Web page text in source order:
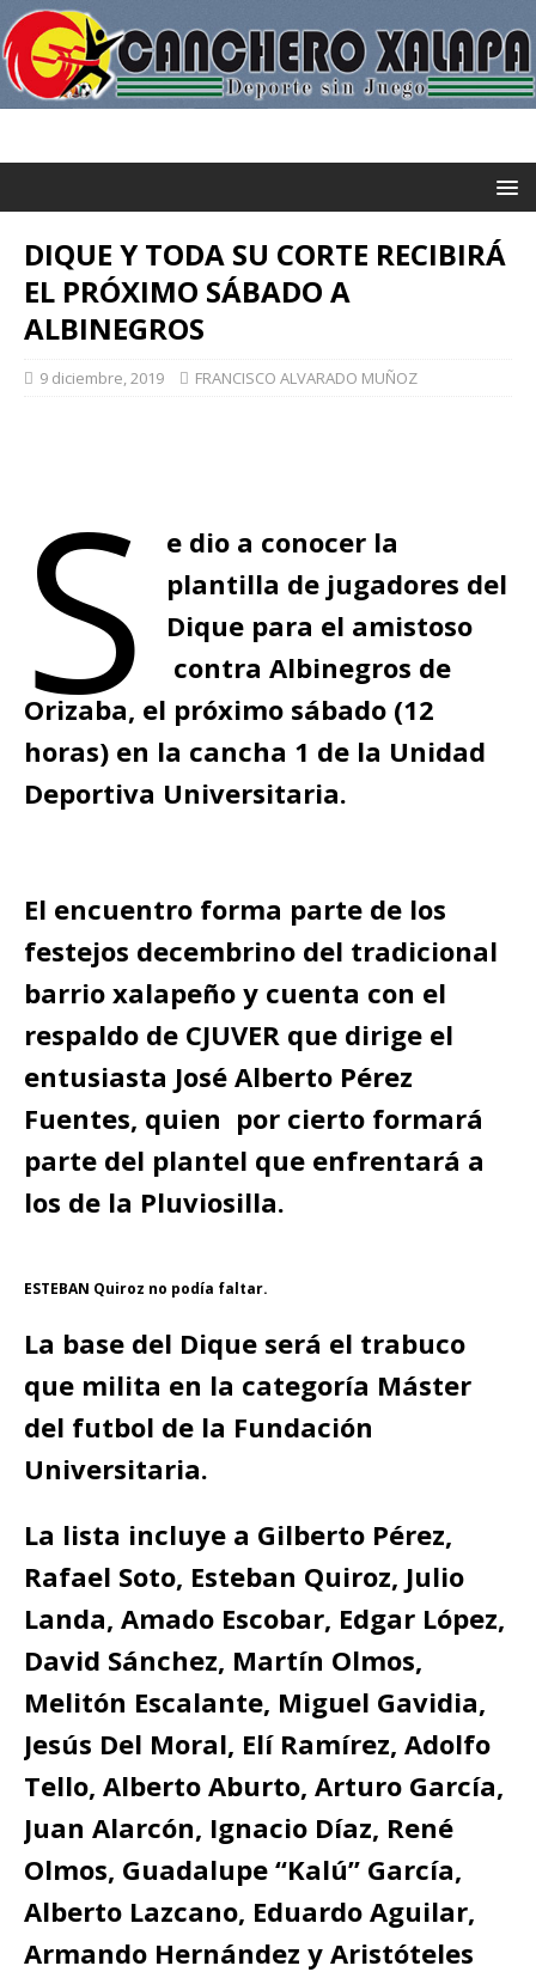
DIQUE Y TODA SU CORTE RECIBIRÁ
EL PRÓXIMO SÁBADO A
ALBINEGROS
9 diciembre, 2019 FRANCISCO ALVARADO MUÑOZ
S
e dio a conocer la
plantilla de jugadores del
Dique para el amistoso
contra Albinegros de
Orizaba, el próximo sábado (12
horas) en la cancha 1 de la Unidad
Deportiva Universitaria.
El encuentro forma parte de los
festejos decembrino del tradicional
barrio xalapeño y cuenta con el
respaldo de CJUVER que dirige el
entusiasta José Alberto Pérez
Fuentes, quien por cierto formará
parte del plantel que enfrentará a
los de la Pluviosilla.
ESTEBAN Quiroz no podía faltar.
La base del Dique será el trabuco
que milita en la categoría Máster
del futbol de la Fundación
Universitaria.
La lista incluye a Gilberto Pérez,
Rafael Soto, Esteban Quiroz, Julio
Landa, Amado Escobar, Edgar López,
David Sánchez, Martín Olmos,
Melitón Escalante, Miguel Gavidia,
Jesús Del Moral, Elí Ramírez, Adolfo
Tello, Alberto Aburto, Arturo García,
Juan Alarcón, Ignacio Díaz, René
Olmos, Guadalupe “Kalú” García,
Alberto Lazcano, Eduardo Aguilar,
Armando Hernández y Aristóteles